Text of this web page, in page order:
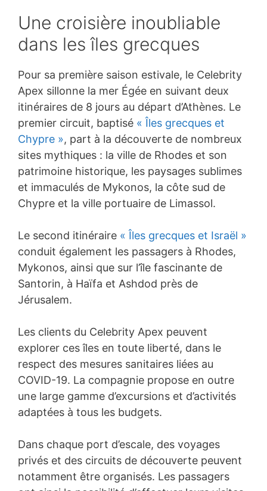
Une croisière inoubliable
dans les îles grecques
Pour sa première saison estivale, le Celebrity
Apex sillonne la mer Égée en suivant deux
itinéraires de 8 jours au départ d’Athènes. Le
premier circuit, baptisé « Îles grecques et
Chypre », part à la découverte de nombreux
sites mythiques : la ville de Rhodes et son
patrimoine historique, les paysages sublimes
et immaculés de Mykonos, la côte sud de
Chypre et la ville portuaire de Limassol.
Le second itinéraire « Îles grecques et Israël »
conduit également les passagers à Rhodes,
Mykonos, ainsi que sur l’île fascinante de
Santorin, à Haïfa et Ashdod près de
Jérusalem.
Les clients du Celebrity Apex peuvent
explorer ces îles en toute liberté, dans le
respect des mesures sanitaires liées au
COVID-19. La compagnie propose en outre
une large gamme d’excursions et d’activités
adaptées à tous les budgets.
Dans chaque port d’escale, des voyages
privés et des circuits de découverte peuvent
notamment être organisés. Les passagers